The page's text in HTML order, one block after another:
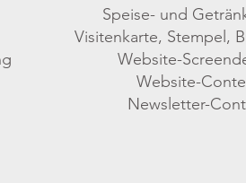
Speise- und
Visitenkarte, Stempel,
Website-
Website-
Newsletter-